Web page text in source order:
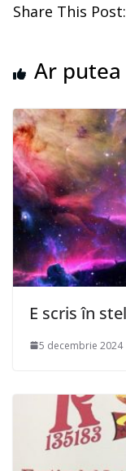
Share This Post:
Ar putea
E scris în
5 decembrie 2024